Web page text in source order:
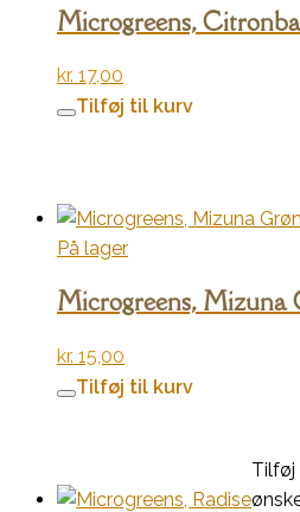
Microgreens,
kr. 17,00
Tilføj til kurv
På lager
Microgreens, Mizuna
kr. 15,00
Tilføj til kurv
Tilføj